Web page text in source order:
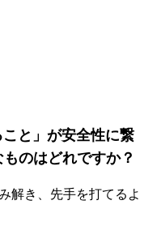
と」が安全性に繋
のはどれですか？
解き、先手を打てるよ